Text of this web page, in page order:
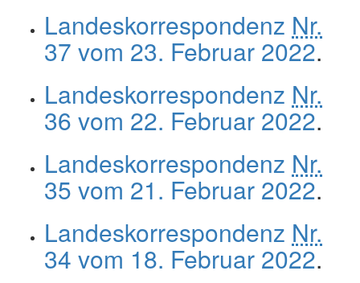
Landeskorrespondenz Nr.
37 vom 23. Februar 2022.
Landeskorrespondenz Nr.
36 vom 22. Februar 2022.
Landeskorrespondenz Nr.
35 vom 21. Februar 2022.
Landeskorrespondenz Nr.
34 vom 18. Februar 2022.